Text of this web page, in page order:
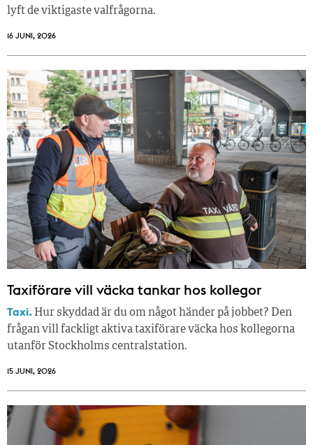
lyft de viktigaste valfrågorna.
16 JUNI, 2026
Taxiförare vill väcka tankar hos kollegor
Taxi. Hur skyddad är du om något händer på jobbet? Den
frågan vill fackligt aktiva taxiförare väcka hos kollegorna
utanför Stockholms centralstation.
15 JUNI, 2026